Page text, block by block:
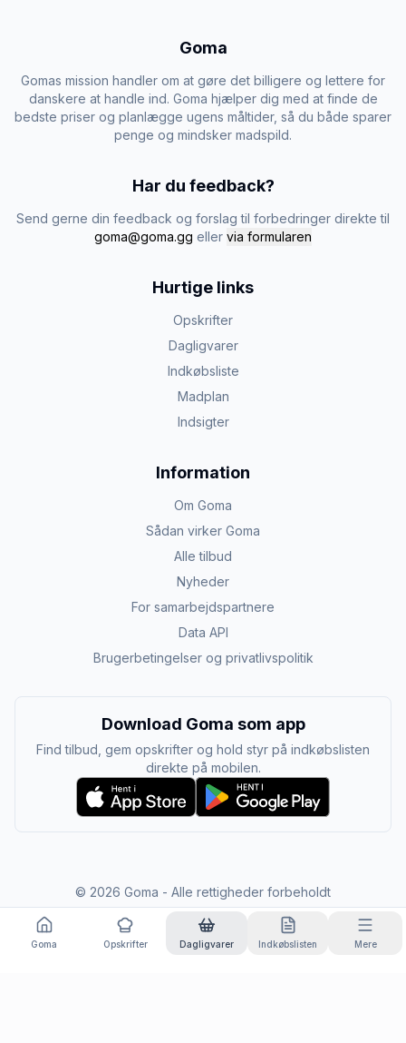
Goma
Gomas mission handler om at gøre det billigere og lettere for
danskere at handle ind. Goma hjælper dig med at finde de
bedste priser og planlægge ugens måltider, så du både sparer
penge og mindsker madspild.
Har du feedback?
Send gerne din feedback og forslag til forbedringer direkte til
goma@goma.gg eller via formularen
Hurtige links
Opskrifter
Dagligvarer
Indkøbsliste
Madplan
Indsigter
Information
Om Goma
Sådan virker Goma
Alle tilbud
Nyheder
For samarbejdspartnere
Data API
Brugerbetingelser og privatlivspolitik
Download Goma som app
Find tilbud, gem opskrifter og hold styr på indkøbslisten
direkte på mobilen.
© 2026 Goma - Alle rettigheder forbeholdt
Goma Opskrifter Dagligvarer Indkøbslisten Mere